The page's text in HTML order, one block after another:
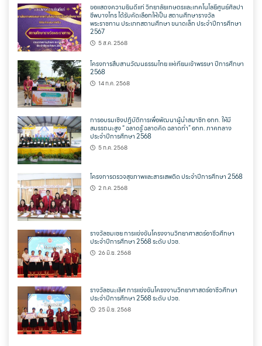
ขอแสดงความยินดีแก่ วิทยาลัยเกษตรและเทคโนโลยีศูนย์ศิลปา
ชีพบางไทร ได้รับคัดเลือกให้เป็น สถานศึกษารางวัล
พระราชทาน ประเภทสถานศึกษา ขนาดเล็ก ประจำปีการศึกษา
2567
5 ส.ค. 2568
โครงการสืบสานวัฒนธรรมไทย แห่เทียนเข้าพรรษา ปีการศึกษา
2568
14 ก.ค. 2568
การอบรมเชิงปฏิบัติการเพื่อพัฒนาผู้นำสมาชิก อกท. ให้มี
สมรรถนะสูง “ ฉลาดรู้ ฉลาดคิด ฉลาดทำ” อกท. ภาคกลาง
ประจำปีการศึกษา 2568
5 ก.ค. 2568
โครงการตรวจสุขภาพและสารเสพติด ประจำปีการศึกษา 2568
2 ก.ค. 2568
รางวัลชมเชย การแข่งขันโครงงานวิทยาศาสตร์อาชีวศึกษา
ประจำปีการศึกษา 2568 ระดับ ปวช.
26 มิ.ย. 2568
รางวัลชนะเลิศ การแข่งขันโครงงานวิทยาศาสตร์อาชีวศึกษา
ประจำปีการศึกษา 2568 ระดับ ปวช.
25 มิ.ย. 2568